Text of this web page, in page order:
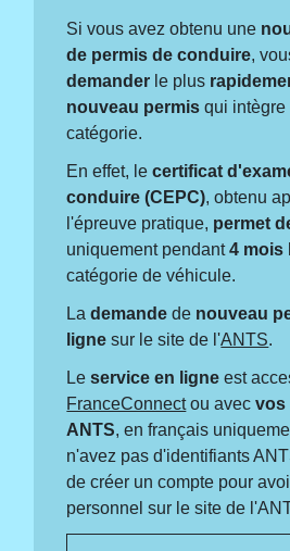
Si vous avez obtenu une
de permis de conduire,
demander le plus
nouveau permis qui
catégorie.
En effet, lecertificat
conduire (CEPC), obtenu
l'épreuve pratique, permet
uniquement pendant4 mois
catégorie de véhicule.
Lademande de nouveau
ligne sur le site de l'ANTS.
Le service en ligne est
FranceConnectou avecvos
ANTS, en français
n'avez pas d'identifiants
de créer un compte pour
personnel sur le site de